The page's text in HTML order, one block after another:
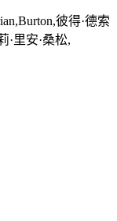
彼得·德索
·里安·桑松,